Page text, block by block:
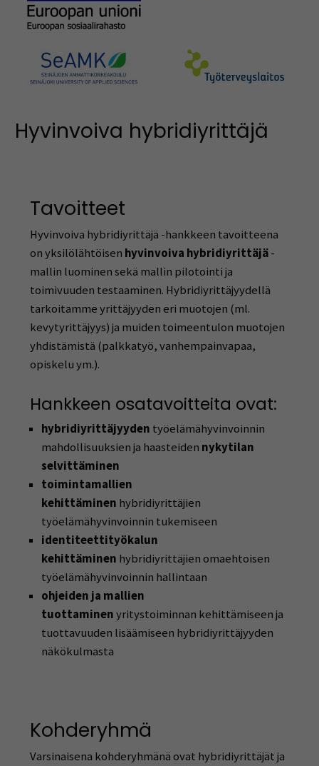
Hyvinvoiva hybridiyrittäjä
Tavoitteet
Hyvinvoiva hybridiyrittäjä -hankkeen tavoitteena
on yksilölähtöisen hyvinvoiva hybridiyrittäjä-
mallin luominen sekä mallin pilotointi ja
toimivuuden testaaminen. Hybridiyrittäjyydellä
tarkoitamme yrittäjyyden eri muotojen (ml.
kevytyrittäjyys) ja muiden toimeentulon muotojen
yhdistämistä (palkkatyö, vanhempainvapaa,
opiskelu ym.).
Hankkeen osatavoitteita ovat:
hybridiyrittäjyyden työelämähyvinvoinnin
mahdollisuuksien ja haasteiden nykytilan
selvittäminen
toimintamallien
kehittäminen hybridiyrittäjien
työelämähyvinvoinnin tukemiseen
identiteettityökalun
kehittäminen hybridiyrittäjien omaehtoisen
työelämähyvinvoinnin hallintaan
ohjeiden ja mallien
tuottaminenyritystoiminnan kehittämiseen ja
tuottavuuden lisäämiseen hybridiyrittäjyyden
näkökulmasta
Kohderyhmä
Varsinaisena kohderyhmänä ovat hybridiyrittäjät ja